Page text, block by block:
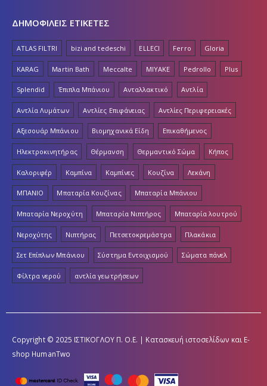
ΔΗΜΟΦΙΛΕΙΣ ΕΤΙΚΕΤΕΣ
ATLAS FILTRI bizi and tedeschi ELLECI Ferro Gloria
KARAG Martin Bath Meccalte MIYAKE Pedrollo Plus
Splendid Έπιπλα Μπάνιου Ανταλλακτικό Αντλία
Αντλία Λυμάτων Αντλίες Επιφάνειας Αντλίες Περιφερειακές
Αξεσουάρ Μπάνιου Βιομηχανικά Είδη Επικαθήμενος
Ηλεκτροκινητήρας Θέρμανση Θερμαντικό Σώμα Κήπος
Καλοριφέρ Καμπίνα Καμπίνες Κουζίνα Λεκάνη
ΜΠΑΝΙΟ Μπαταρία Κουζίνας Μπαταρία Μπάνιου
Μπαταρία Νεροχύτη Μπαταρία Νιπτήρος Μπαταρία λουτρού
Νεροχύτης Νιπτήρας Πετσετοκρεμάστρα Πλακάκια
Σετ Επίπλων Μπάνιου Σύστημα Εντοιχισμού Σώματα πάνελ
Φίλτρα νερού αντλία γεωτρήσεων
Copyright © 2025 ΙΣΤΙΚΟΓΛΟΥ Π. Ο.Ε. | Κατασκευή ιστοσελίδων και E-
shop HumanTwo